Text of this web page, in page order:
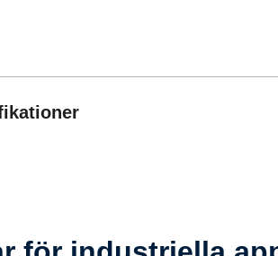
av gasfjädrar, från mikro 4 mm till kraftiga